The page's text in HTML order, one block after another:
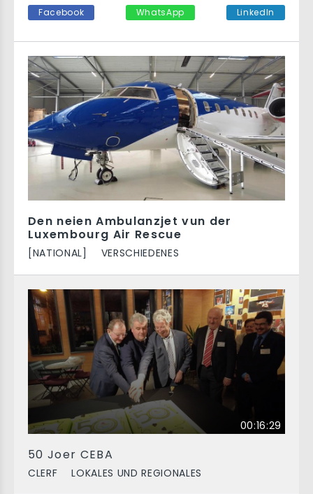
Den neien Ambulanzjet vun der
Luxembourg Air Rescue
[NATIONAL] VERSCHIEDENES
00:16:29
50 Joer CEBA
CLERF LOKALES UND REGIONALES
Facebook WhatsApp LinkedIn